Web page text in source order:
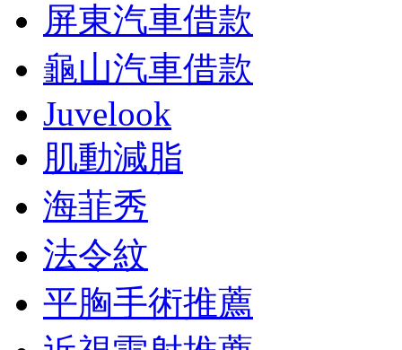
屏東汽車借款
龜山汽車借款
Juvelook
肌動減脂
海菲秀
法令紋
平胸手術推薦